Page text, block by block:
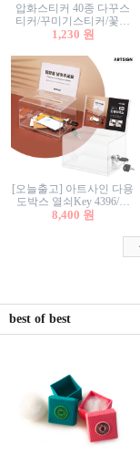
압화스티커 40종 다꾸스
티커/꾸미기스티커/꽃스
티커/압화꽃책갈피/팬시
1,230 원
[오늘출고] 아트사인 다용
도박스 열쇠Key 4396/투
표함/건의함/모금함/응모
8,400 원
best of best